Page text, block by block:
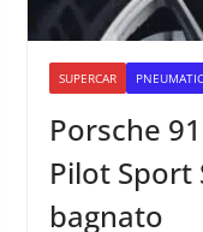
SUPERCAR
Porsche
Pilot Sport
bagnato